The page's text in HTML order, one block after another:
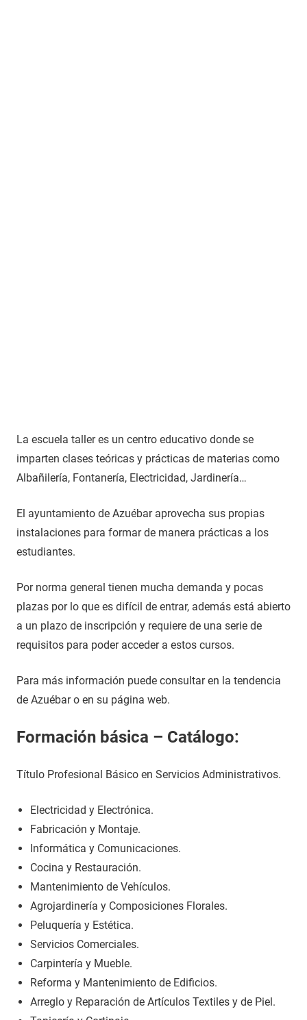
La escuela taller es un centro educativo donde se
imparten clases teóricas y prácticas de materias como
Albañilería, Fontanería, Electricidad, Jardinería…
El ayuntamiento de Azuébar aprovecha sus propias
instalaciones para formar de manera prácticas a los
estudiantes.
Por norma general tienen mucha demanda y pocas
plazas por lo que es difícil de entrar, además está abierto
a un plazo de inscripción y requiere de una serie de
requisitos para poder acceder a estos cursos.
Para más información puede consultar en la tendencia
de Azuébar o en su página web.
Formación básica – Catálogo:
Título Profesional Básico en Servicios Administrativos.
Electricidad y Electrónica.
Fabricación y Montaje.
Informática y Comunicaciones.
Cocina y Restauración.
Mantenimiento de Vehículos.
Agrojardinería y Composiciones Florales.
Peluquería y Estética.
Servicios Comerciales.
Carpintería y Mueble.
Reforma y Mantenimiento de Edificios.
Arreglo y Reparación de Artículos Textiles y de Piel.